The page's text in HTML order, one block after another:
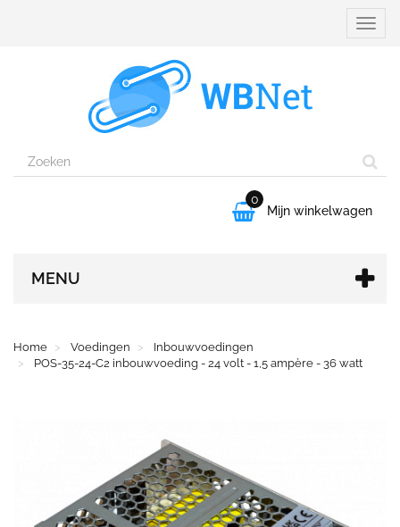

0
Mijn winkelwagen
MENU
Home Voedingen
Inbouwvoedingen
POS-35-24-C2 inbouwvoeding - 24 volt - 1,5 ampère - 36 watt